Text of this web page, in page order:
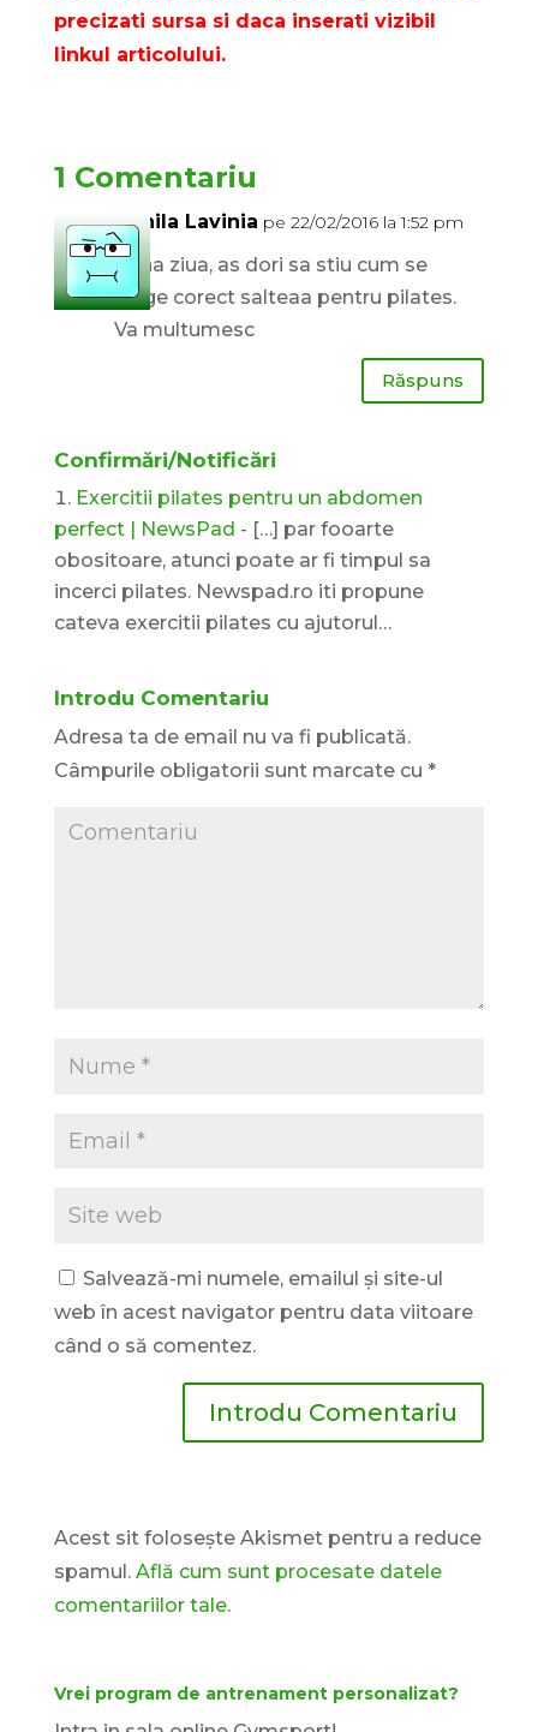
precizati sursa si daca inserati vizibil
linkul articolului.
1 Comentariu
Danila Lavinia pe 22/02/2016 la 1:52 pm
Buna ziua, as dori sa stiu cum se
alege corect salteaa pentru pilates.
Va multumesc
Răspuns
Confirmări/Notificări
Exercitii pilates pentru un abdomen
perfect | NewsPad - […] par fooarte
obositoare, atunci poate ar fi timpul sa
incerci pilates. Newspad.ro iti propune
cateva exercitii pilates cu ajutorul…
Introdu Comentariu
Adresa ta de email nu va fi publicată.
Câmpurile obligatorii sunt marcate cu *
Salvează-mi numele, emailul și site-ul
web în acest navigator pentru data viitoare
când o să comentez.
Acest sit folosește Akismet pentru a reduce
spamul. Află cum sunt procesate datele
comentariilor tale.
Vrei program de antrenament personalizat?